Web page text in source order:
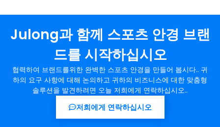
Julong과 함께 스포츠 안경 브랜
드를 시작하십시오
협력하여 브랜드를위한 완벽한 스포츠 안경을 만들어 봅시다.. 귀
하의 요구 사항에 대해 논의하고 귀하의 비즈니스에 대한 맞춤형
솔루션을 발견하려면 오늘 저희에게 연락하십시오..
저희에게 연락하십시오